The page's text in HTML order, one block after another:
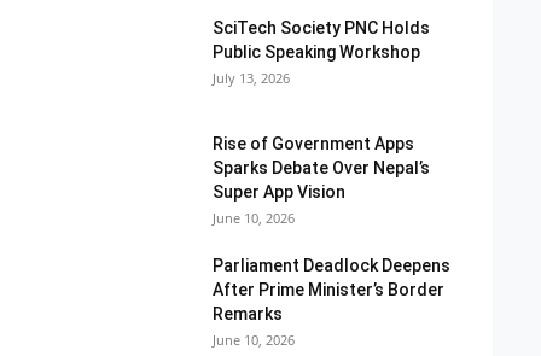
SciTech Society PNC Holds
Public Speaking Workshop
July 13, 2026
Rise of Government Apps
Sparks Debate Over Nepal’s
Super App Vision
June 10, 2026
Parliament Deadlock Deepens
After Prime Minister’s Border
Remarks
June 10, 2026